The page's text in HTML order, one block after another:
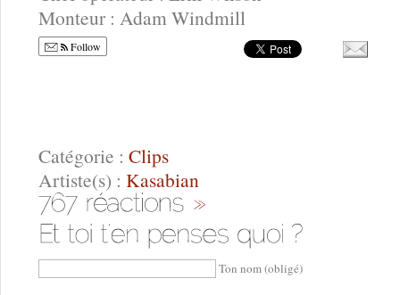
Monteur : Adam Windmill
Follow
Catégorie : Clips
Artiste(s) : Kasabian
Ton nom (obligé)